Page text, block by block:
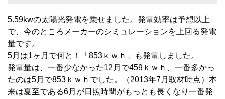
5.59kwの太陽光発電を乗せました。発電効率は予想以上
で、今のところメーカーのシミュレーションを上回る発電
量です。
5月は1ヶ月で何と！「853ｋｗｈ」も発電しました。
発電量は、一番少なかった12月で459ｋｗｈ、一番多かっ
たのは5月で853ｋｗｈでした。（2013年7月取材時点）本
来は夏至である6月が日照時間がもっとも長くなり一番発